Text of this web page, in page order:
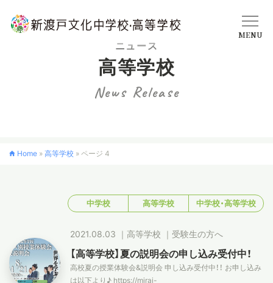
高等学校
クロスカリキュラム
MENU
ニュース
高等学校
News Release
Home » 高等学校 » ページ 4
中学校 高等学校 中学校・高等学校
2021.08.03 ｜ 高等学校 ｜ 受験生の方へ
【高等学校】夏の説明会の申し込み受付中！
高校夏の授業体験会&説明会 申し込み受付中！！ お申し込み
は以下より♪ https://mirai-